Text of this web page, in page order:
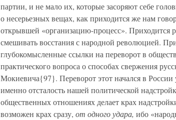
партии, и не мало их, которые засоряют себе
о несерьезных вещах, как приходится же нам
открывшей «организацию-процесс». Приходится
смешивать восстания с народной революцией.
глубокомысленные ссылки на переворот в
практического вопроса о способах свержения
Мокиевича{97}. Переворот этот начался в
именно отсталость нашей политической
общественных отношениях делает крах
возможен крах сразу, от одного удара, ибо